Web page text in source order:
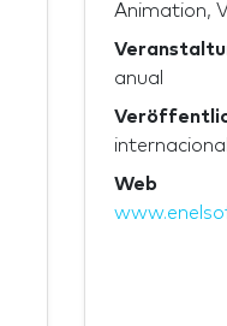
Animation,
anual
internacional
Web